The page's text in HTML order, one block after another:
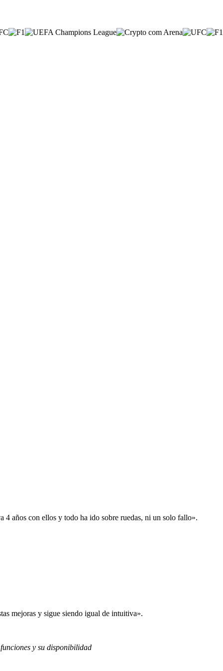
años con ellos y todo ha ido sobre ruedas, ni un solo fallo».
mejoras y sigue siendo igual de intuitiva».
y su disponibilidad